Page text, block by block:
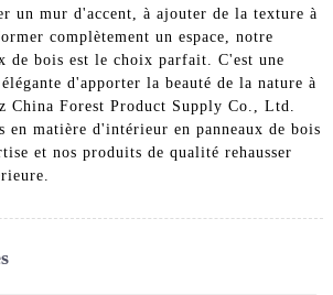
un mur d'accent, à ajouter de la texture à
complètement un espace, notre
de bois est le choix parfait. C'est une
d'apporter la beauté de la nature à
China Forest Product Supply Co., Ltd.
en matière d'intérieur en panneaux de bois
et nos produits de qualité rehausser